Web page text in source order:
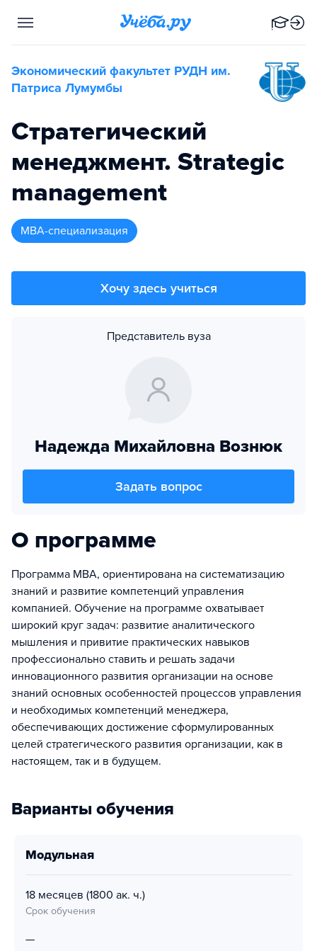
Экономический факультет РУДН им.
Патриса Лумумбы
Стратегический
менеджмент. Strategic
management
MBA-специализация
Хочу здесь учиться
Представитель вуза
Надежда Михайловна Вознюк
Задать вопрос
О программе
Программа МВА, ориентирована на систематизацию
знаний и развитие компетенций управления
компанией. Обучение на программе охватывает
широкий круг задач: развитие аналитического
мышления и привитие практических навыков
профессионально ставить и решать задачи
инновационного развития организации на основе
знаний основных особенностей процессов управления
и необходимых компетенций менеджера,
обеспечивающих достижение сформулированных
целей стратегического развития организации, как в
настоящем, так и в будущем.
Варианты обучения
модульная
18 месяцев (1800 ак. ч.)
Срок обучения
—